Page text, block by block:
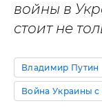
войны в
стоит не
Владимир Путин
Война Украины